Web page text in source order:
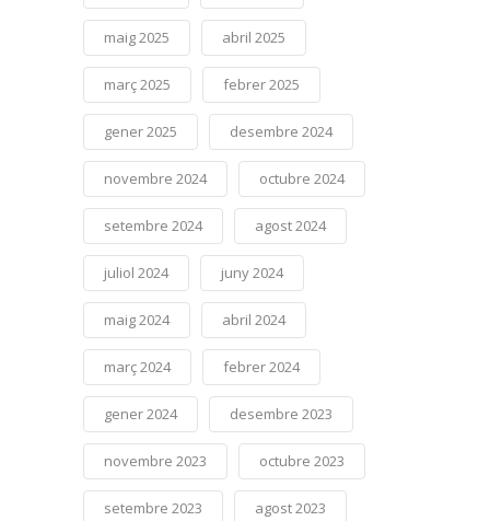
maig 2025 abril 2025
març 2025 febrer 2025
gener 2025 desembre 2024
novembre 2024 octubre 2024
setembre 2024 agost 2024
juliol 2024 juny 2024
maig 2024 abril 2024
març 2024 febrer 2024
gener 2024 desembre 2023
novembre 2023 octubre 2023
setembre 2023 agost 2023